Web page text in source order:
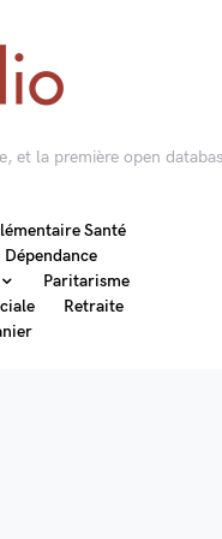
et la première open
Santé
Dépendance
Paritarisme
Retraite